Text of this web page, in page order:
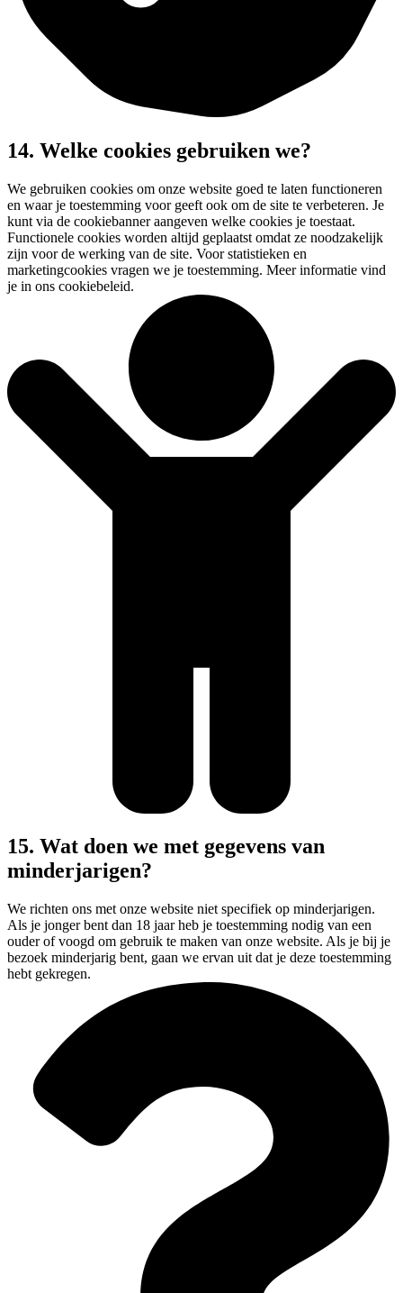
14. Welke cookies gebruiken we?
We gebruiken cookies om onze website goed te laten functioneren
en waar je toestemming voor geeft ook om de site te verbeteren. Je
kunt via de cookiebanner aangeven welke cookies je toestaat.
Functionele cookies worden altijd geplaatst omdat ze noodzakelijk
zijn voor de werking van de site. Voor statistieken en
marketingcookies vragen we je toestemming. Meer informatie vind
je in ons cookiebeleid.
15. Wat doen we met gegevens van
minderjarigen?
We richten ons met onze website niet specifiek op minderjarigen.
Als je jonger bent dan 18 jaar heb je toestemming nodig van een
ouder of voogd om gebruik te maken van onze website. Als je bij je
bezoek minderjarig bent, gaan we ervan uit dat je deze toestemming
hebt gekregen.